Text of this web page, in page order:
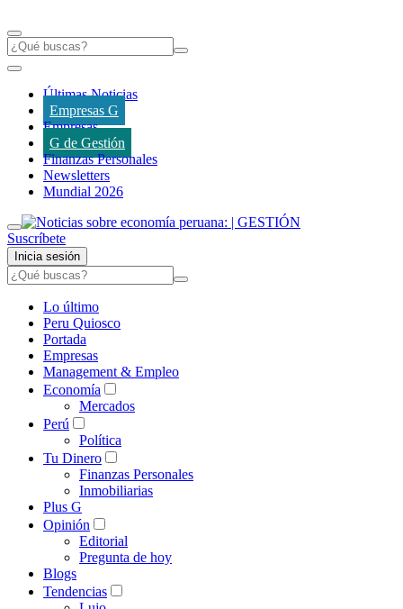
Últimas Noticias
Empresas G
Empresas
G de Gestión
Finanzas Personales
Newsletters
Mundial 2026
Suscríbete
Inicia sesión
Lo último
Peru Quiosco
Portada
Empresas
Management & Empleo
Economía
Mercados
Perú
Política
Tu Dinero
Finanzas Personales
Inmobiliarias
Plus G
Opinión
Editorial
Pregunta de hoy
Blogs
Tendencias